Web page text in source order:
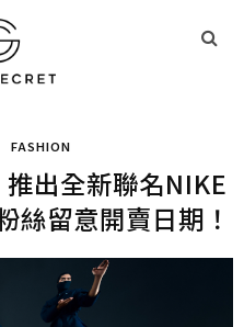
FASHION
推出全新聯名NIKE
絲留意開賣日期！